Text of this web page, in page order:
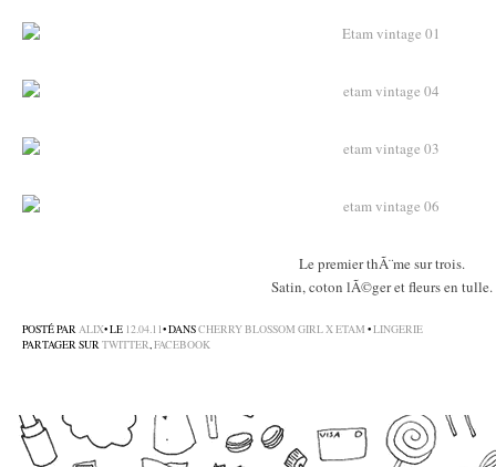
Le premier thÃ¨me sur trois.
Satin, coton lÃ©ger et fleurs en tulle.
POSTÉ PARALIX• LE 12.04.11• DANSCHERRY BLOSSOM GIRL X ETAM •LINGERIE
PARTAGER SURTWITTER,FACEBOOK